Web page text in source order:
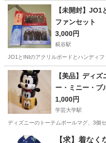
【未開封】
ファンセット
3,000円
糀谷駅
JO1とINIのアクリルボードとハンディ
東京 大田区 糀谷駅 ノベ
【美品】ディ
ー・ミニー・プ
1,000円
学芸大学駅
ディズニーのトーテムポールマグ、3個
東京 目黒区 学芸大学駅
【求】着な